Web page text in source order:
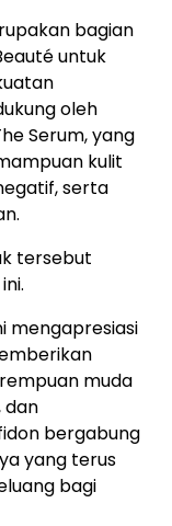
bagian
untuk
oleh
Serum, yang
kulit
serta
tersebut
mengapresiasi
muda
dan
bergabung
yang terus
bagi